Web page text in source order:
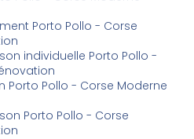
Porto Pollo - Corse
individuelle Porto Pollo -
Porto Pollo - Corse Moderne
Porto Pollo - Corse